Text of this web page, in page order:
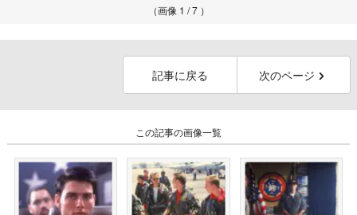
（画像 1 / 7 ）
記事に戻る 次のページ
この記事の画像一覧